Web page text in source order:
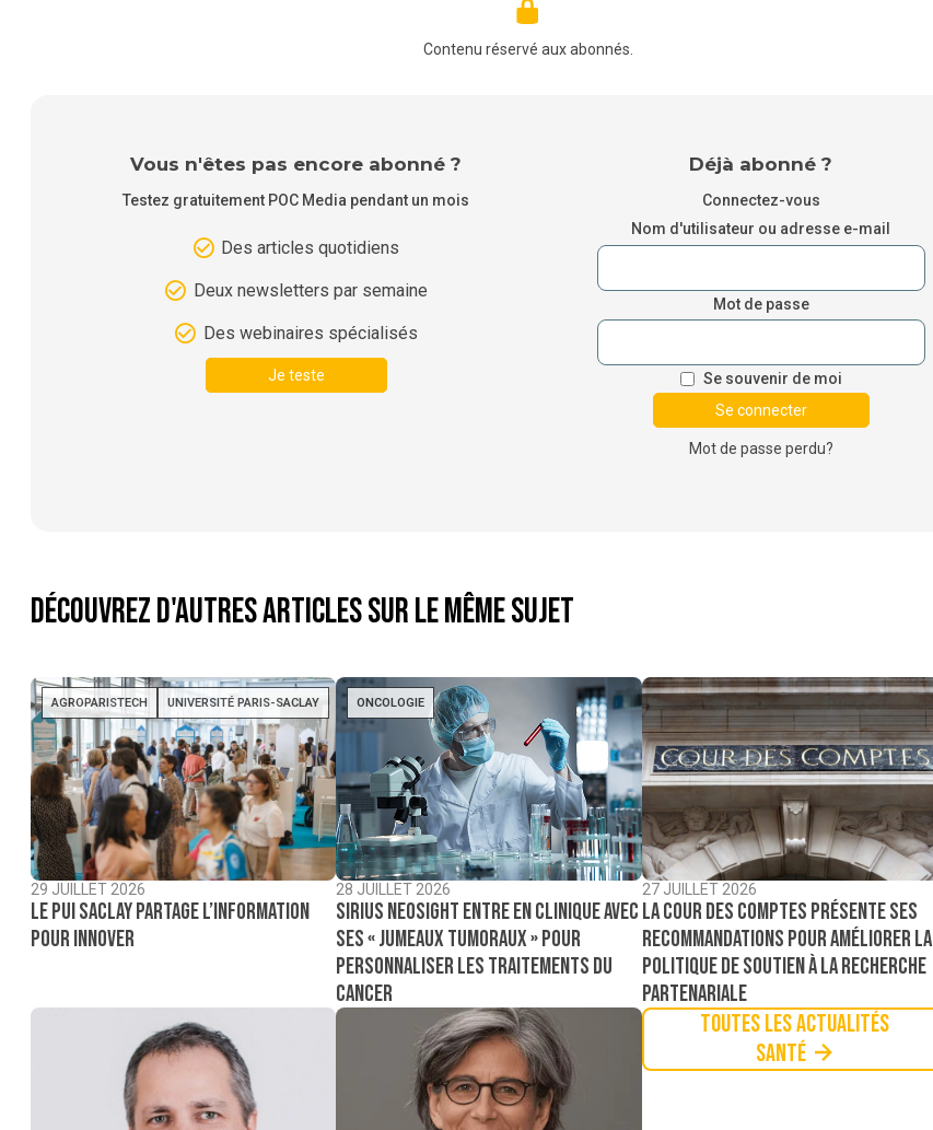
Contenu réservé aux abonnés.
Vous n'êtes pas encore abonné ?
Testez gratuitement POC Media pendant un mois
Des articles quotidiens
Deux newsletters par semaine
Des webinaires spécialisés
Je teste
Déjà abonné ?
Connectez-vous
Nom d'utilisateur ou adresse e-mail
Mot de passe
Se souvenir de moi
Mot de passe perdu?
Découvrez d'autres articles sur le même sujet
AGROPARISTECH UNIVERSITÉ PARIS-SACLAY
29 JUILLET 2026
Le PUI Saclay partage l’information
pour innover
ONCOLOGIE
28 JUILLET 2026
Sirius NeoSight entre en clinique avec
ses « jumeaux tumoraux » pour
personnaliser les traitements du
cancer
27 JUILLET 2026
La Cour des comptes présente ses
recommandations pour améliorer la
politique de soutien à la recherche
partenariale
Toutes les actualités
Santé